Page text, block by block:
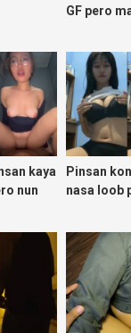
GF pero
kaya
nun
Pinsan
nasa loob